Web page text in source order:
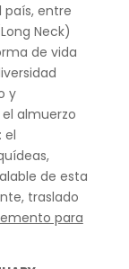
entre
Neck)
de vida
y
almuerzo
el
de esta
traslado
para